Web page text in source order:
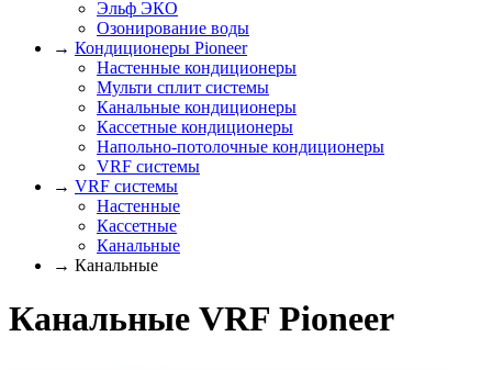
Эльф ЭКО
Озонирование воды
→ Кондиционеры Pioneer
Настенные кондиционеры
Мульти сплит системы
Канальные кондиционеры
Кассетные кондиционеры
Напольно-потолочные кондиционеры
VRF системы
→ VRF системы
Настенные
Кассетные
Канальные
→ Канальные
Канальные VRF Pioneer